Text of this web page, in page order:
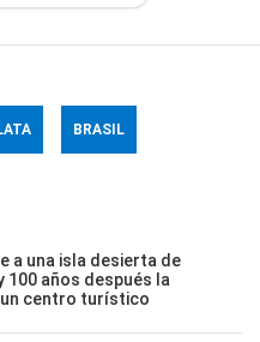
BRASIL
a una isla desierta de
100 años después la
centro turístico